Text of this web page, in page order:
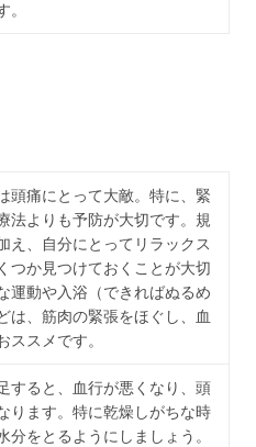
。
頭痛にとって大敵。特に、緊
法よりも予防が大切です。規
え、自分にとってリラックス
つか見つけておくことが大切
運動や入浴（できればぬるめ
は、筋肉の緊張をほぐし、血
ススメです。
すると、血行が悪くなり、頭
ります。特に乾燥しがちな時
分をとるようにしましょう。